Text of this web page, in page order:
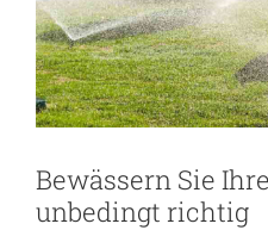
Bewässern Sie
unbedingt richtig